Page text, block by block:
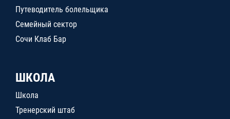
Путеводитель болельщика
Семейный сектор
Сочи Клаб Бар
ШКОЛА
Школа
Тренерский штаб